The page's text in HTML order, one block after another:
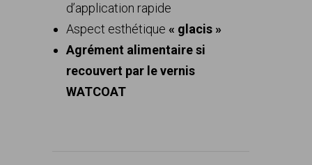
d’application rapide
Aspect esthétique « glacis »
Agrément alimentaire si
recouvert par le vernis
WATCOAT